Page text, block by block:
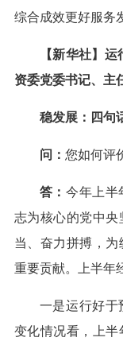
综合成效更好服务
【新华社】
资委党委书记、主
稳发展：四句
问： 您如何评
答：今年上半
志为核心的党中央
当、奋力拼搏，
重要贡献。上半年
一是运行好于
变化情况看，上